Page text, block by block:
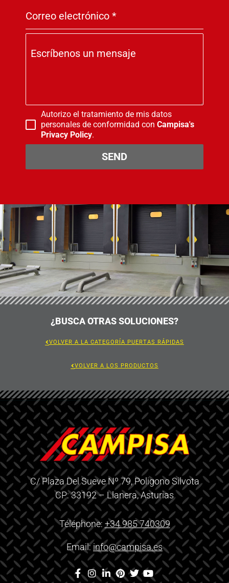
Correo electrónico *
Escríbenos un mensaje
Autorizo el tratamiento de mis datos
personales de conformidad con Campisa's
Privacy Policy.
SEND
¿BUSCA OTRAS SOLUCIONES?
VOLVER A LA CATEGORÍA PUERTAS RÁPIDAS
VOLVER A LOS PRODUCTOS
C/ Plaza Del Sueve Nº 79, Poligono Silvota
CP: 33192 – Llanera, Asturias
Téléphone: +34 985 740309
Email:info@campisa.es